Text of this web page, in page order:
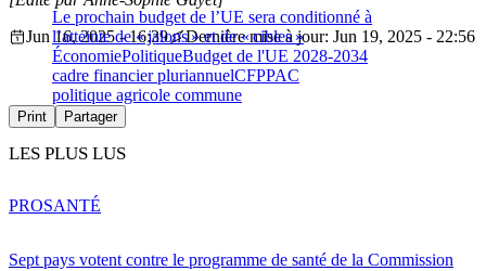
Le prochain budget de l’UE sera conditionné à
l’atteinte de « jalons » et de « cibles »
Jun 16, 2025 - 16:39
Dernière mise à jour: Jun 19, 2025 - 22:56
ÉconomiePolitiqueBudget de l'UE 2028-2034
cadre financier pluriannuelCFPPAC
politique agricole commune
Print Partager
LES PLUS LUS
Sept pays votent contre le programme de santé de la Commission
PROSANTÉ